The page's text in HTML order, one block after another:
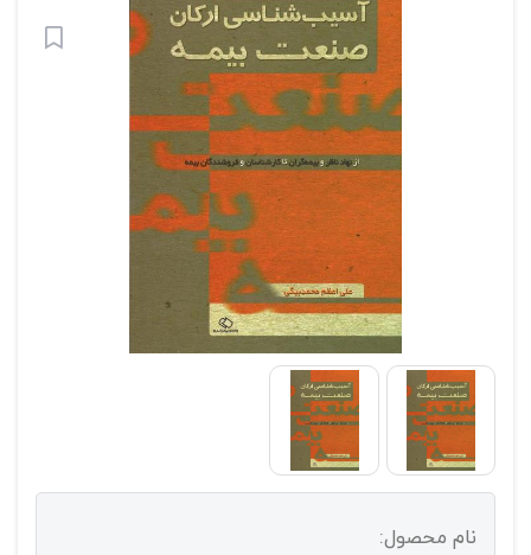
نام محصول: